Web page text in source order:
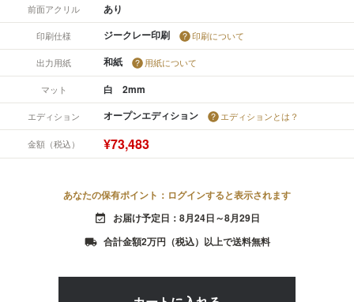
前面アクリル あり
印刷仕様 ジークレー印刷 印刷について
出力用紙 和紙 用紙について
マット 白 2mm
エディション オープンエディション エディションとは？
金額（税込） ¥73,483
あなたの保有ポイント：ログインすると表示されます
event_available お届け予定日：8月24日～8月29日
local_shipping 合計金額2万円（税込）以上で送料無料